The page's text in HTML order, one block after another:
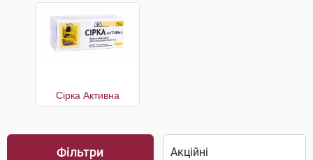
Сірка Активна
Фільтри